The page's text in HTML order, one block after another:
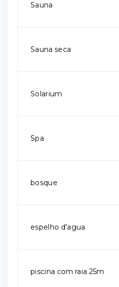
Sauna
Sauna seca
Solarium
Spa
bosque
espelho d'agua
piscina com raia 25m